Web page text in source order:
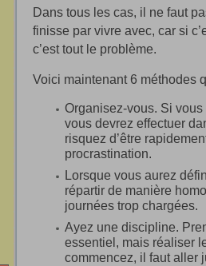
Dans tous les cas, il ne faut
finisse par vivre avec, car si
c’est tout le problème.
Voici maintenant 6 méthodes
Organisez-vous. Si
vous devrez effectuer
risquez d’être
procrastination.
Lorsque vous aurez
répartir de manière
journées trop chargées.
Ayez une discipline.
essentiel, mais réaliser
commencez, il faut aller